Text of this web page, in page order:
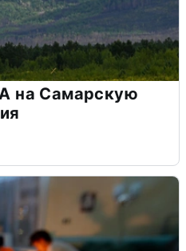
на Самарскую